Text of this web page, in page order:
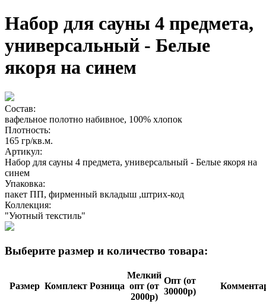
Набор для сауны 4 предмета,
универсальный - Белые
якоря на синем
Состав:
вафельное полотно набивное, 100% хлопок
Плотность:
165 гр/кв.м.
Артикул:
Набор для сауны 4 предмета, универсальный - Белые якоря на
синем
Упаковка:
пакет ПП, фирменный вкладыш ,штрих-код
Коллекция:
"Уютный текстиль"
Выберите размер и количество товара:
Размер Комплект Розница
Мелкий
опт (от
2000р)
Опт (от
30000р)